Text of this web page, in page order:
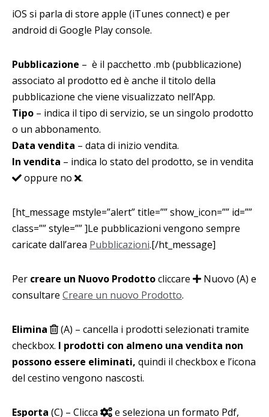
iOS si parla di store apple (iTunes connect) e per
android di Google Play console.
Pubblicazione – è il pacchetto .mb (pubblicazione)
associato al prodotto ed è anche il titolo della
pubblicazione che viene visualizzato nell’App.
Tipo – indica il tipo di servizio, se un singolo prodotto
o un abbonamento.
Data vendita – data di inizio vendita.
In vendita – indica lo stato del prodotto, se in vendita
oppure no
.
[ht_message mstyle=”alert” title=”” show_icon=”” id=””
class=”” style=”” ]Le pubblicazioni vengono sempre
caricate dall’area Pubblicazioni.[/ht_message]
Per creare un Nuovo Prodottocliccare
Nuovo (A) e
consultare Creare un nuovo Prodotto.
Elimina
(A) – cancella i prodotti selezionati tramite
checkbox. I prodotti con almeno una vendita non
possono essere eliminati, quindi il checkbox e l’icona
del cestino vengono nascosti.
Esporta (C) – Clicca
e seleziona un formato Pdf,